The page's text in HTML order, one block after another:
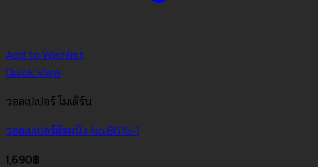
Add to Wishlist
Quick View
วอลเปเปอร์ โมเดิร์น
วอลเปเปอร์ติดผนัง No.8615-1
1,690฿